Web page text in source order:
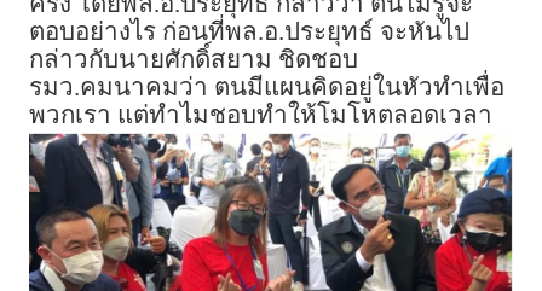
ตอบอย่างไร​ ก่อนที่พล.อ.ประยุทธ์ จะหันไป
กล่าวกับนายศักดิ์สยาม ชิดชอบ
รมว.คมนาคมว่า ตนมีแผนคิดอยู่ในหัวทำเพื่อ
พวกเรา แต่ทำไมชอบทำให้โมโหตลอดเวลา